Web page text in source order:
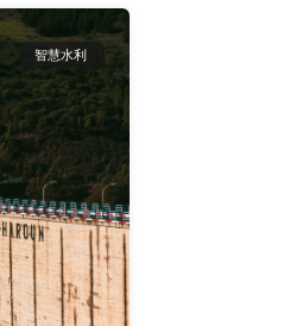
智慧水利